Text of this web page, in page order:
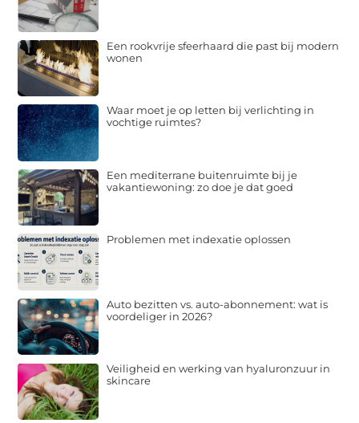
Een rookvrije sfeerhaard die past bij modern
wonen
Waar moet je op letten bij verlichting in
vochtige ruimtes?
Een mediterrane buitenruimte bij je
vakantiewoning: zo doe je dat goed
Problemen met indexatie oplossen
Auto bezitten vs. auto-abonnement: wat is
voordeliger in 2026?
Veiligheid en werking van hyaluronzuur in
skincare